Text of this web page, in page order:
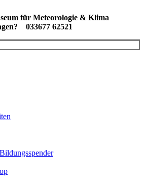
für Meteorologie & Klima
033677 62521